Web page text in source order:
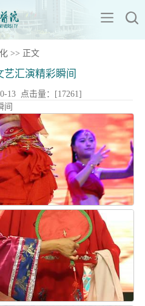
>> 正文
艺汇演精彩瞬间
13 点击量：[17261]
间